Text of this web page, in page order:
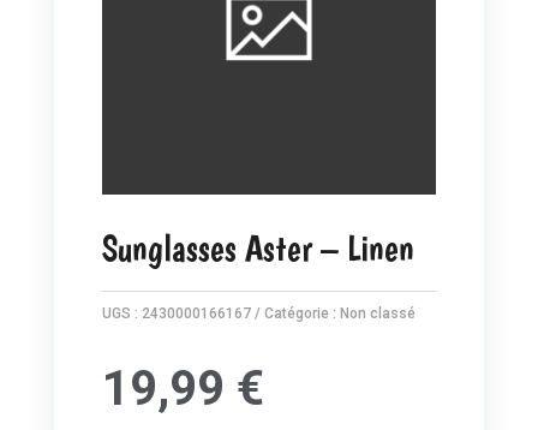
Sunglasses Aster – Linen
UGS : 2430000166167 Catégorie : Non classé
19,99 €